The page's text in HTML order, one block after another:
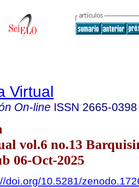
Virtual
On-line ISSN 2665-0398
vol.6 no.13
06-Oct-2025
doi.org/10.5281/